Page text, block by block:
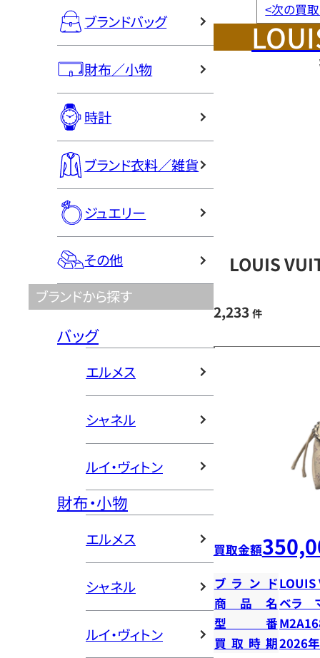
ブランドバッグ
財布／小物
時計
ブランド衣料／雑貨
ジュエリー
その他
ブランドから探す
バッグ
エルメス
シャネル
ルイ・ヴィトン
財布・小物
エルメス
シャネル
ルイ・ヴィトン
<次の買
LOUIS
2,233 件
買取金額
ブランドLOUIS
商品名ベラ
型番
買取時期2026